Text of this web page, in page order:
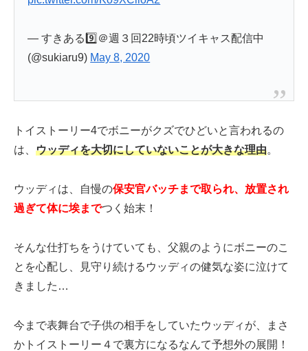
— すきある9️⃣＠週３回22時頃ツイキャス配信中
(@sukiaru9) May 8, 2020
トイストーリー4でボニーがクズでひどいと言われるの
は、 ウッディを大切にしていないことが大きな理由。
ウッディは、自慢の保安官バッチまで取られ、放置され
過ぎて体に埃までつく始末！
そんな仕打ちをうけていても、父親のようにボニーのこ
とを心配し、見守り続けるウッディの健気な姿に泣けて
きました…
今まで表舞台で子供の相手をしていたウッディが、まさ
かトイストーリー４で裏方になるなんて予想外の展開！